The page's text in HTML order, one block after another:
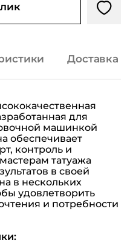
Доставка и
для
машинкой
обеспечивает
контроль и
татуажа
в своей
в нескольких
удовлетворить
и потребности